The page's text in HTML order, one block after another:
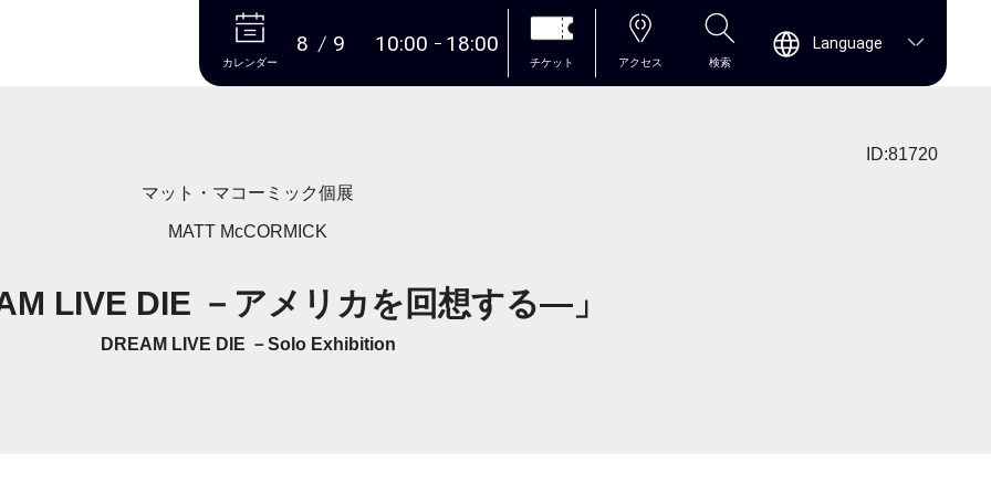
本文へ
カレンダー
8 9 10:00 18:00
チケット アクセス 検索
Language
ID:81720
マット・マコーミック個展
MATT McCORMICK
LIVE DIE －アメリカを回想する―」
DREAM LIVE DIE －Solo Exhibition